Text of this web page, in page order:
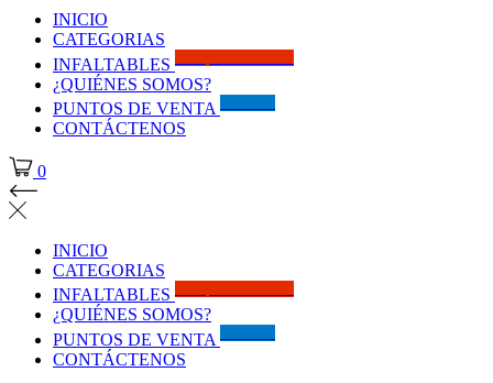
INICIO
CATEGORIAS
INFALTABLES
¿QUIÉNES SOMOS?
PUNTOS DE VENTA
CONTÁCTENOS
0
INICIO
CATEGORIAS
INFALTABLES
¿QUIÉNES SOMOS?
PUNTOS DE VENTA
CONTÁCTENOS